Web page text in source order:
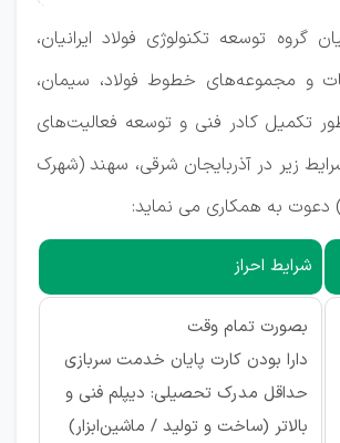
گروه توسعه تکنولوژی فولاد ایرانیان،
و مجموعه‌های خطوط فولاد، سیمان،
تکمیل کادر فنی و توسعه فعالیت‌های
زیر در آذربایجان شرقی، سهند (شهرک
دعوت به همکاری می نماید:
شرایط احراز
بصورت تمام وقت
دارا بودن کارت پایان خدمت سربازی
حداقل مدرک تحصیلی: دیپلم فنی و
بالاتر (ساخت و تولید / ماشین‌ابزار)